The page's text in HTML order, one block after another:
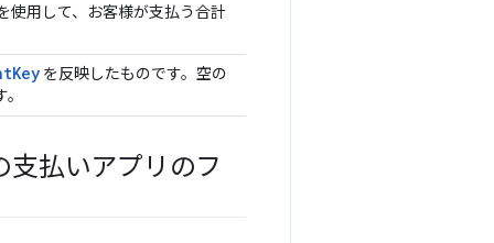
使用して、お客様が支払う合計
Key を反映したものです。空の
払いアプリのフ